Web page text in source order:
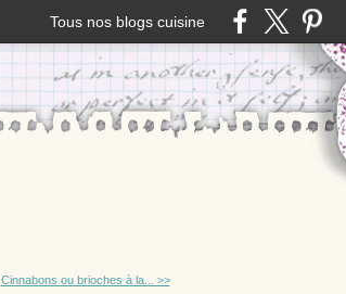
Tous nos blogs cuisine
Cinnabons ou brioches à la... >>